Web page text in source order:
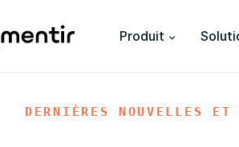
Produit
DERNIÈRES NOUVELLES ET